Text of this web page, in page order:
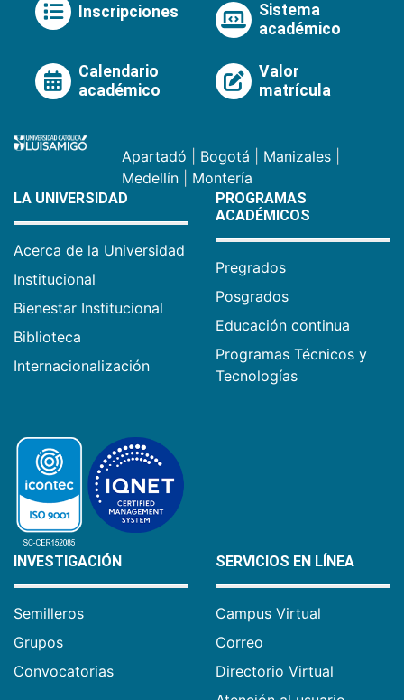
Inscripciones
Sistema
académico
Calendario
académico
Valor
matrícula
Apartadó Bogotá Manizales
Medellín
Montería
LA UNIVERSIDAD
Acerca de la Universidad
Institucional
Bienestar Institucional
Biblioteca
Internacionalización
PROGRAMAS
ACADÉMICOS
Pregrados
Posgrados
Educación continua
Programas Técnicos y
Tecnologías
INVESTIGACIÓN
Semilleros
Grupos
Convocatorias
SERVICIOS EN LÍNEA
Campus Virtual
Correo
Directorio Virtual